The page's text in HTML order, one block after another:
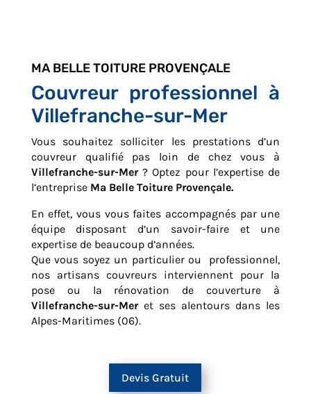
MA BELLE TOITURE PROVENÇALE
Couvreur professionnel à
Villefranche-sur-Mer
Vous souhaitez solliciter les prestations d’un
couvreur qualifié pas loin de chez vous à
Villefranche-sur-Mer? Optez pour l’expertise de
l’entreprise Ma Belle Toiture Provençale.
En effet, vous vous faites accompagnés par une
équipe disposant d’un savoir-faire et une
expertise de beaucoup d’années.
Que vous soyez un particulier ou professionnel,
nos artisans couvreurs interviennent pour la
pose ou la rénovation de couverture à
Villefranche-sur-Meret ses alentours dans les
Alpes-Maritimes (06).
Devis Gratuit